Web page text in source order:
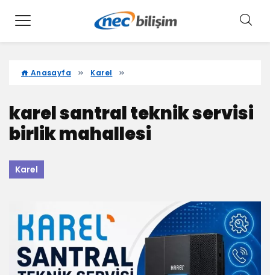
Anasayfa Karel
karel santral teknik servisi
birlik mahallesi
Karel